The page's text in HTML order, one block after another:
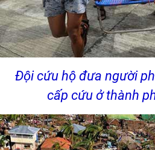
Đội cứu hộ đưa người
cấp cứu ở thành